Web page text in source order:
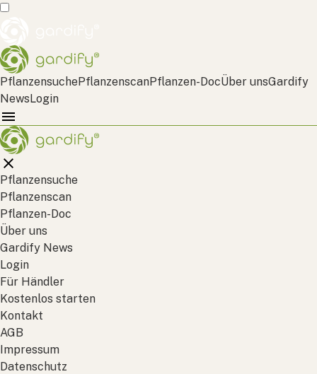
PflanzensuchePflanzenscanPflanzen-DocÜber unsGardify
NewsLogin
Pflanzensuche
Pflanzenscan
Pflanzen-Doc
Über uns
Gardify News
Login
Für Händler
Kostenlos starten
Kontakt
AGB
Impressum
Datenschutz